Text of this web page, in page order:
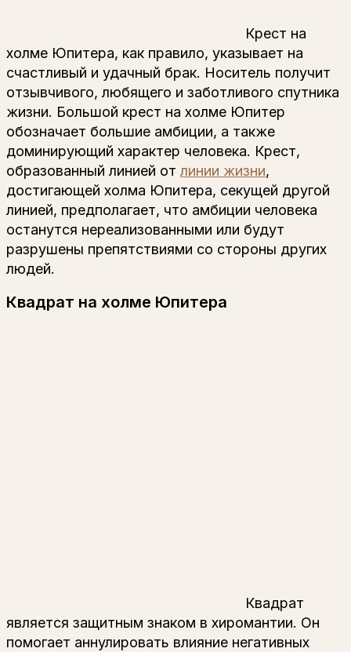
Крест на
холме Юпитера, как правило, указывает на
счастливый и удачный брак. Носитель получит
отзывчивого, любящего и заботливого спутника
жизни. Большой крест на холме Юпитер
обозначает большие амбиции, а также
доминирующий характер человека. Крест,
образованный линией от линии жизни,
достигающей холма Юпитера, секущей другой
линией, предполагает, что амбиции человека
останутся нереализованными или будут
разрушены препятствиями со стороны других
людей.
Квадрат на холме Юпитера
Квадрат
является защитным знаком в хиромантии. Он
помогает аннулировать влияние негативных